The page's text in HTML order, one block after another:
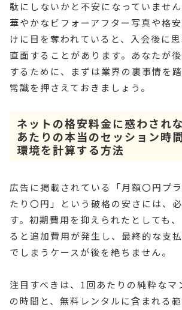
駄にしないかと不安になっていませ
華やかなビフォーアフター写真や格
けに目を奪われていると、入会後に
直面することがあります。あなたが
するために、まずは業界の裏事情を
常識を押さえておきましょう。
ネットの格安料金に惑わされ
あたりの本当のセッション時
環境を計算する方法
広告に掲載されている「月額〇円プ
たり〇円」という破格の安さには、
す。初期費用を抑えられたとしても
ると追加費用が発生し、最終的な支
でしまうケースが後を絶ちません。
注目すべきは、1回あたりの純粋なマ
の時間と、無料レンタルに含まれる